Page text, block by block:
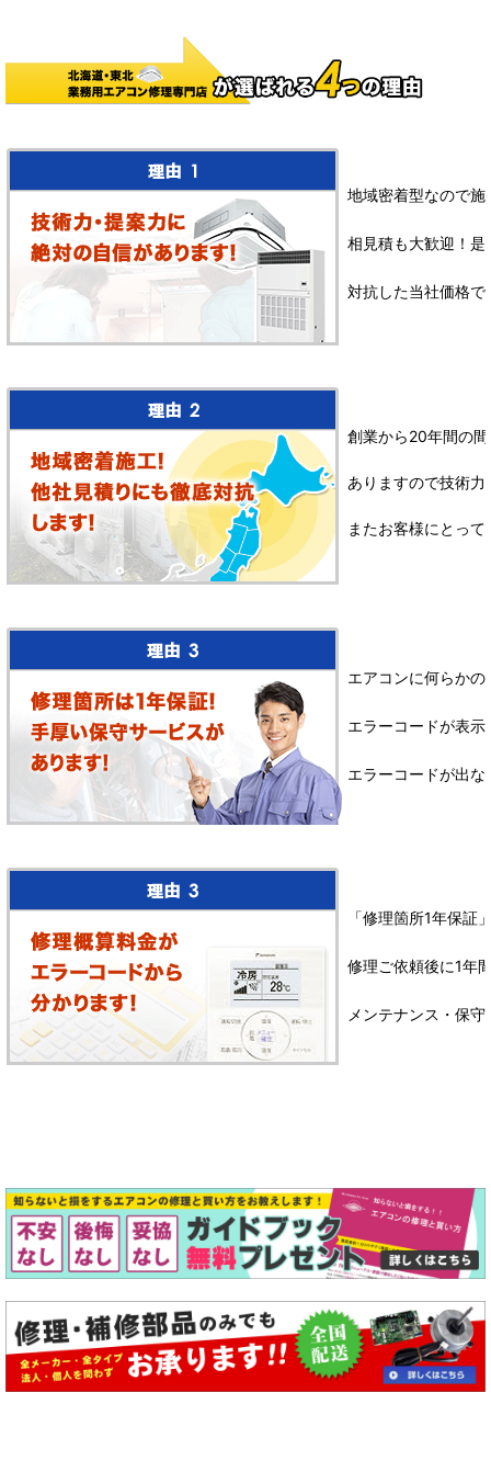
地域密着型なので
相見積も大歓迎！
対抗した当社価格
創業から20年間の
ありますので技術
またお客様にとっ
エアコンに何らか
エラーコードが表
エラーコードが出
「修理箇所1年保証
修理ご依頼後に1年
メンテナンス・保